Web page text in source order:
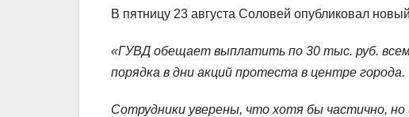
В пятницу 23 августа Соловей опубликовал новый
«ГУВД обещает выплатить по 30 тыс. руб.
порядка в дни акций протеста в центре города.
Сотрудники уверены, что хотя бы частично, но